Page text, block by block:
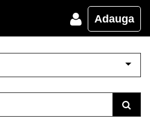
Adauga